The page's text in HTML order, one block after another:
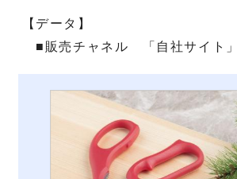
【データ】
■販売チャネル 「自社サイト」